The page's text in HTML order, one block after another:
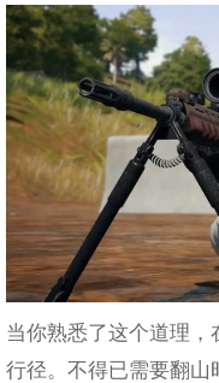
当你熟悉了这个道理
行径。不得已需要翻山